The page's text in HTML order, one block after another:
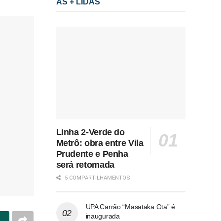
AS + LIDAS
Linha 2-Verde do
Metrô: obra entre Vila
Prudente e Penha
será retomada
5 COMPARTILHAMENTOS
UPA Carrão “Masataka Ota” é
inaugurada